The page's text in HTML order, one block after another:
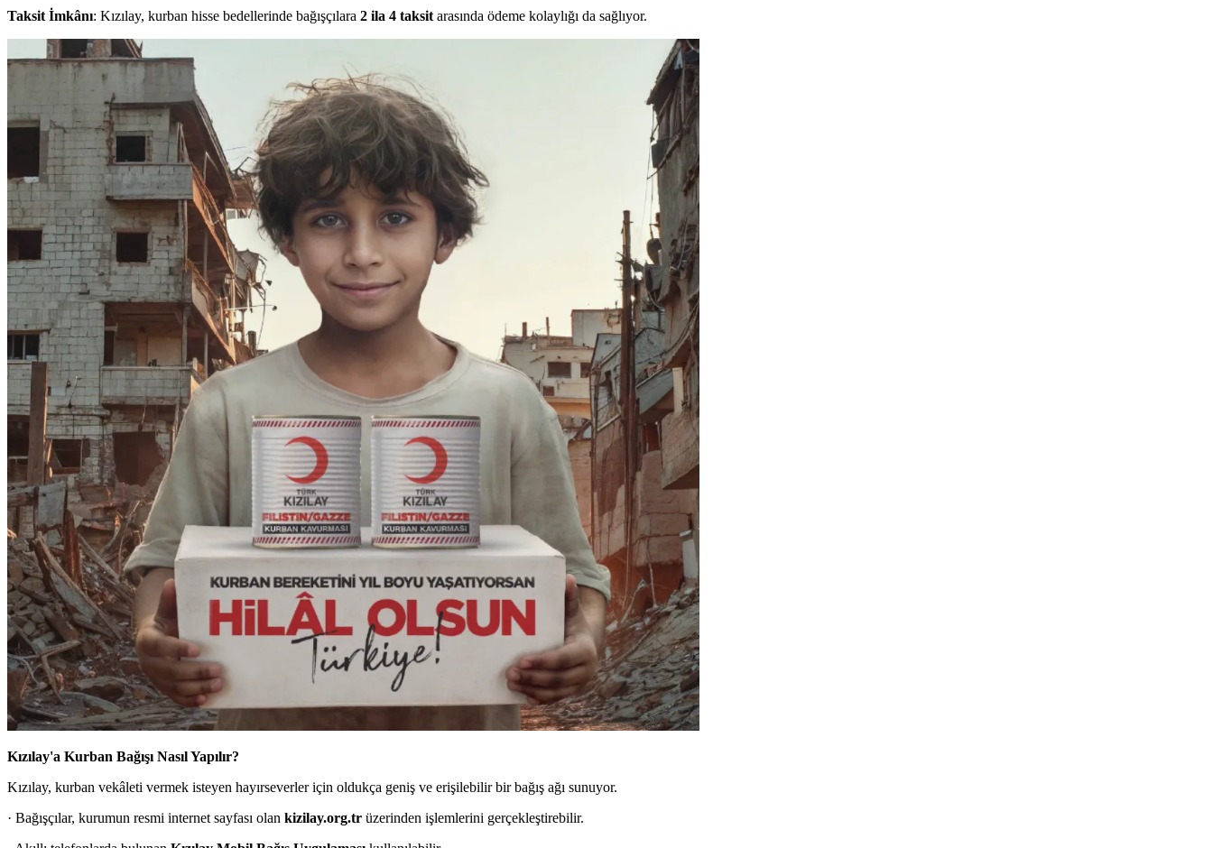
Taksit İmkânı: Kızılay, kurban hisse bedellerinde bağışçılara 2 ila 4 taksitarasında ödeme kolaylığı da sağlıyor.
Kızılay'a Kurban Bağışı Nasıl Yapılır?
Kızılay, kurban vekâleti vermek isteyen hayırseverler için oldukça geniş ve erişilebilir bir bağış ağı sunuyor.
· Bağışçılar, kurumun resmi internet sayfası olan kizilay.org.tr üzerinden işlemlerini gerçekleştirebilir.